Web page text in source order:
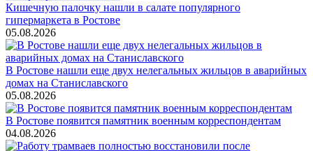
Кишечную палочку нашли в салате популярного
гипермаркета в Ростове
05.08.2026
В Ростове нашли еще двух нелегальных жильцов в аварийных
домах на Станиславского
05.08.2026
В Ростове появится памятник военным корреспондентам
04.08.2026